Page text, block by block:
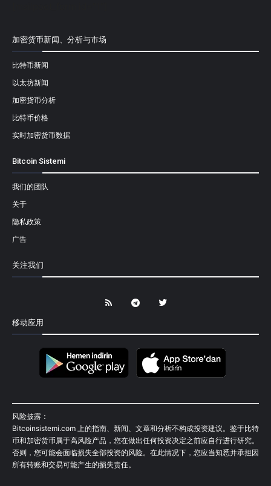
加密货币新闻、分析与市场
比特币新闻
以太坊新闻
加密货币分析
比特币价格
实时加密货币数据
Bitcoin Sistemi
我们的团队
关于
隐私政策
广告
关注我们
移动应用
风险披露：
Bitcoinsistemi.com 上的指南、新闻、文章和分析不构成投资建议。鉴于比特
币和加密货币属于高风险产品，您在做出任何投资决定之前应自行进行研究。
否则，您可能会面临损失全部投资的风险。在此情况下，您应当知悉并承担因
所有转账和交易可能产生的损失责任。